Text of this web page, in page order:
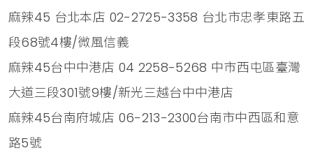
麻辣45 台北本店 02-2725-3358 台北市忠孝東路五
段68號4樓/微風信義
麻辣45台中中港店 04 2258-5268 中市西屯區臺灣
大道三段301號9樓/新光三越台中中港店
麻辣45台南府城店 06-213-2300台南市中西區和意
路5號